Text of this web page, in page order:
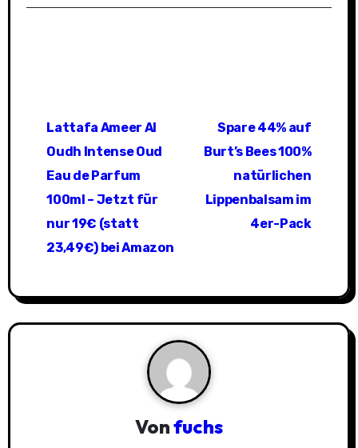
g
Lattafa Ameer Al
Oudh Intense Oud
Eau de Parfum
100ml – Jetzt für
nur 19€ (statt
23,49€) bei Amazon
Spare 44% auf
Burt’s Bees 100%
natürlichen
Lippenbalsam im
4er-Pack
Vonfuchs